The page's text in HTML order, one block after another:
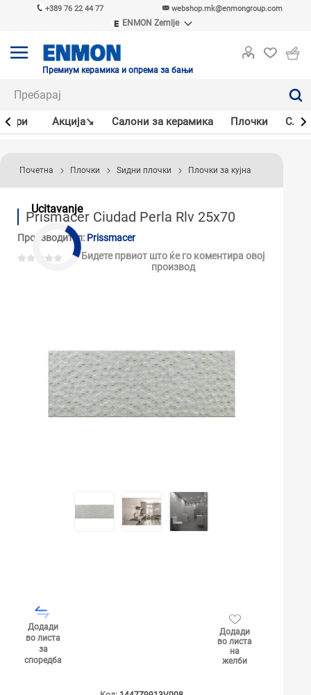
+389 76 22 44 77 webshop.mk@enmongroup.com
ENMON Zemlje
ENMON MKD
Премиум керамика и опрема за бањи
Акцијa↘ Салони за керамика Плочки
Ucitavanje
Почетна Плочки Ѕидни плочки Плочки за кујна
Prismacer Ciudad Perla Rlv 25x70
Производител: Prissmacer
Бидете првиот што ќе го коментира овој
производ
Додади
во листа
за
споредба
Додади
во листа
на
желби